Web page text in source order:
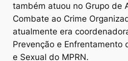
também atuou no Grupo de
Combate ao Crime
atualmente era
Prevenção e Enfrentamento
e Sexual do MPRN.